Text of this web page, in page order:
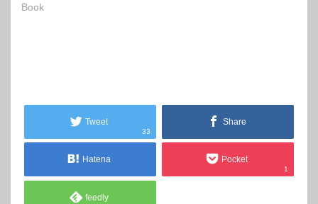
Book
Tweet
33
Share
Hatena Pocket
1
feedly